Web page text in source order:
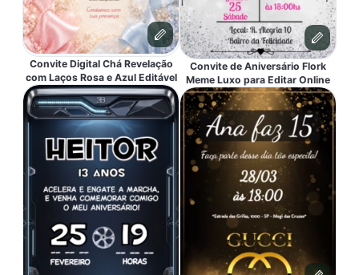
Convite Digital Chá Revelação
com Laços Rosa e Azul Editável
Convite de Aniversário Flork
Meme Luxo para Editar Online